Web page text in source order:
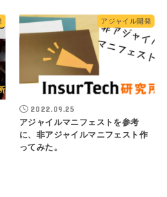
アジャイル開発
2022.09.25
アジャイルマニフェストを参考
に、非アジャイルマニフェスト作
ってみた。